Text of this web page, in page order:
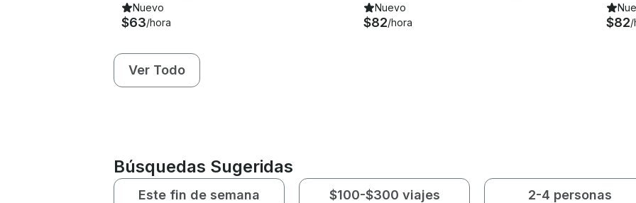
Nuevo
$63/hora
Nuevo
$82/hora $82/
Ver Todo
Búsquedas Sugeridas
Este fin de semana $100-$300 viajes 2-4 personas